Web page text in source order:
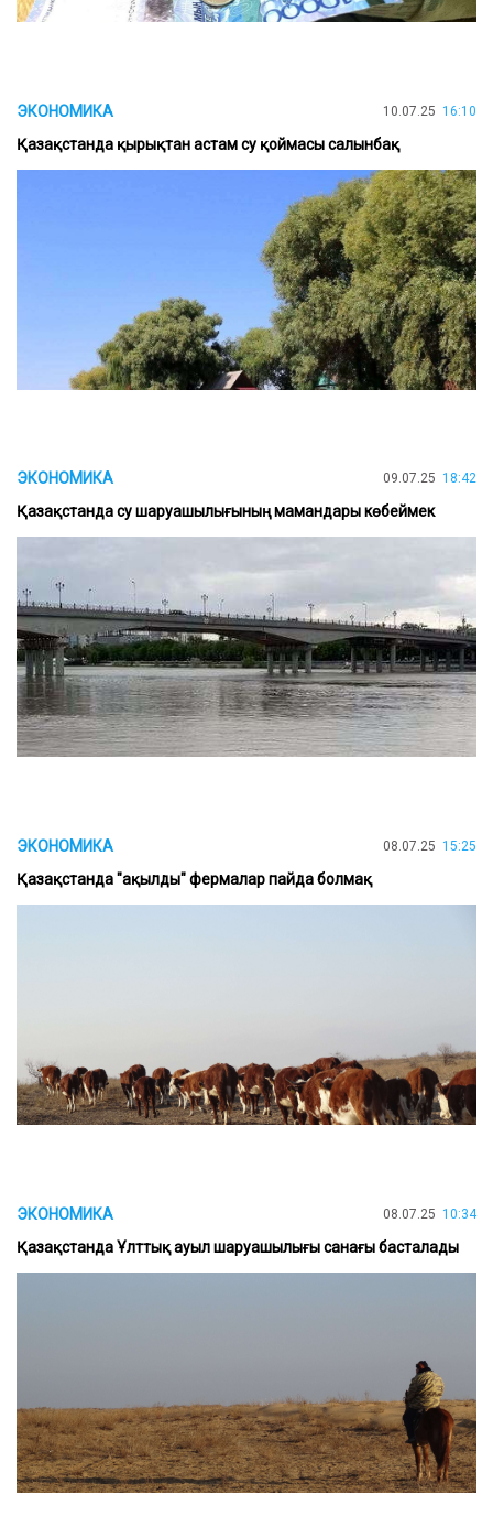
ЭКОНОМИКА 10.07.25 16:10
Қазақстанда қырықтан астам су қоймасы салынбақ
ЭКОНОМИКА 09.07.25 18:42
Қазақстанда су шаруашылығының мамандары көбеймек
ЭКОНОМИКА 08.07.25 15:25
Қазақстанда "ақылды" фермалар пайда болмақ
ЭКОНОМИКА 08.07.25 10:34
Қазақстанда Ұлттық ауыл шаруашылығы санағы басталады